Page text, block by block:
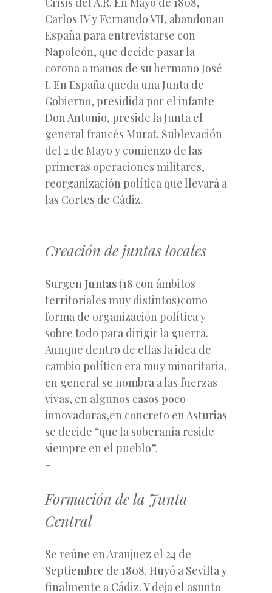
Carlos IV y Fernando VII, abandonan
España para entrevistarse con
Napoleón, que decide pasar la
corona a manos de su hermano José
I. En España queda una Junta de
Gobierno, presidida por el infante
Don Antonio, preside la Junta el
general francés Murat. Sublevación
del 2 de Mayo y comienzo de las
primeras operaciones militares,
reorganización política que llevará a
las Cortes de Cádiz.
–
Creación de juntas locales
Surgen Juntas (18 con ámbitos
territoriales muy distintos)como
forma de organización política y
sobre todo para dirigir la guerra.
Aunque dentro de ellas la idea de
cambio político era muy minoritaria,
en general se nombra a las fuerzas
vivas, en algunos casos poco
innovadoras,en concreto en Asturias
se decide “que la soberanía reside
siempre en el pueblo”.
–
Formación de la Junta
Central
Se reúne en Aranjuez el 24 de
Septiembre de 1808. Huyó a Sevilla y
finalmente a Cádiz. Y deja el asunto